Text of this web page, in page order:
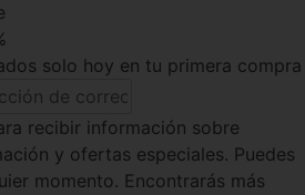
solo hoy en tu primera compra
recibir información sobre
y ofertas especiales. Puedes
momento. Encontrarás más